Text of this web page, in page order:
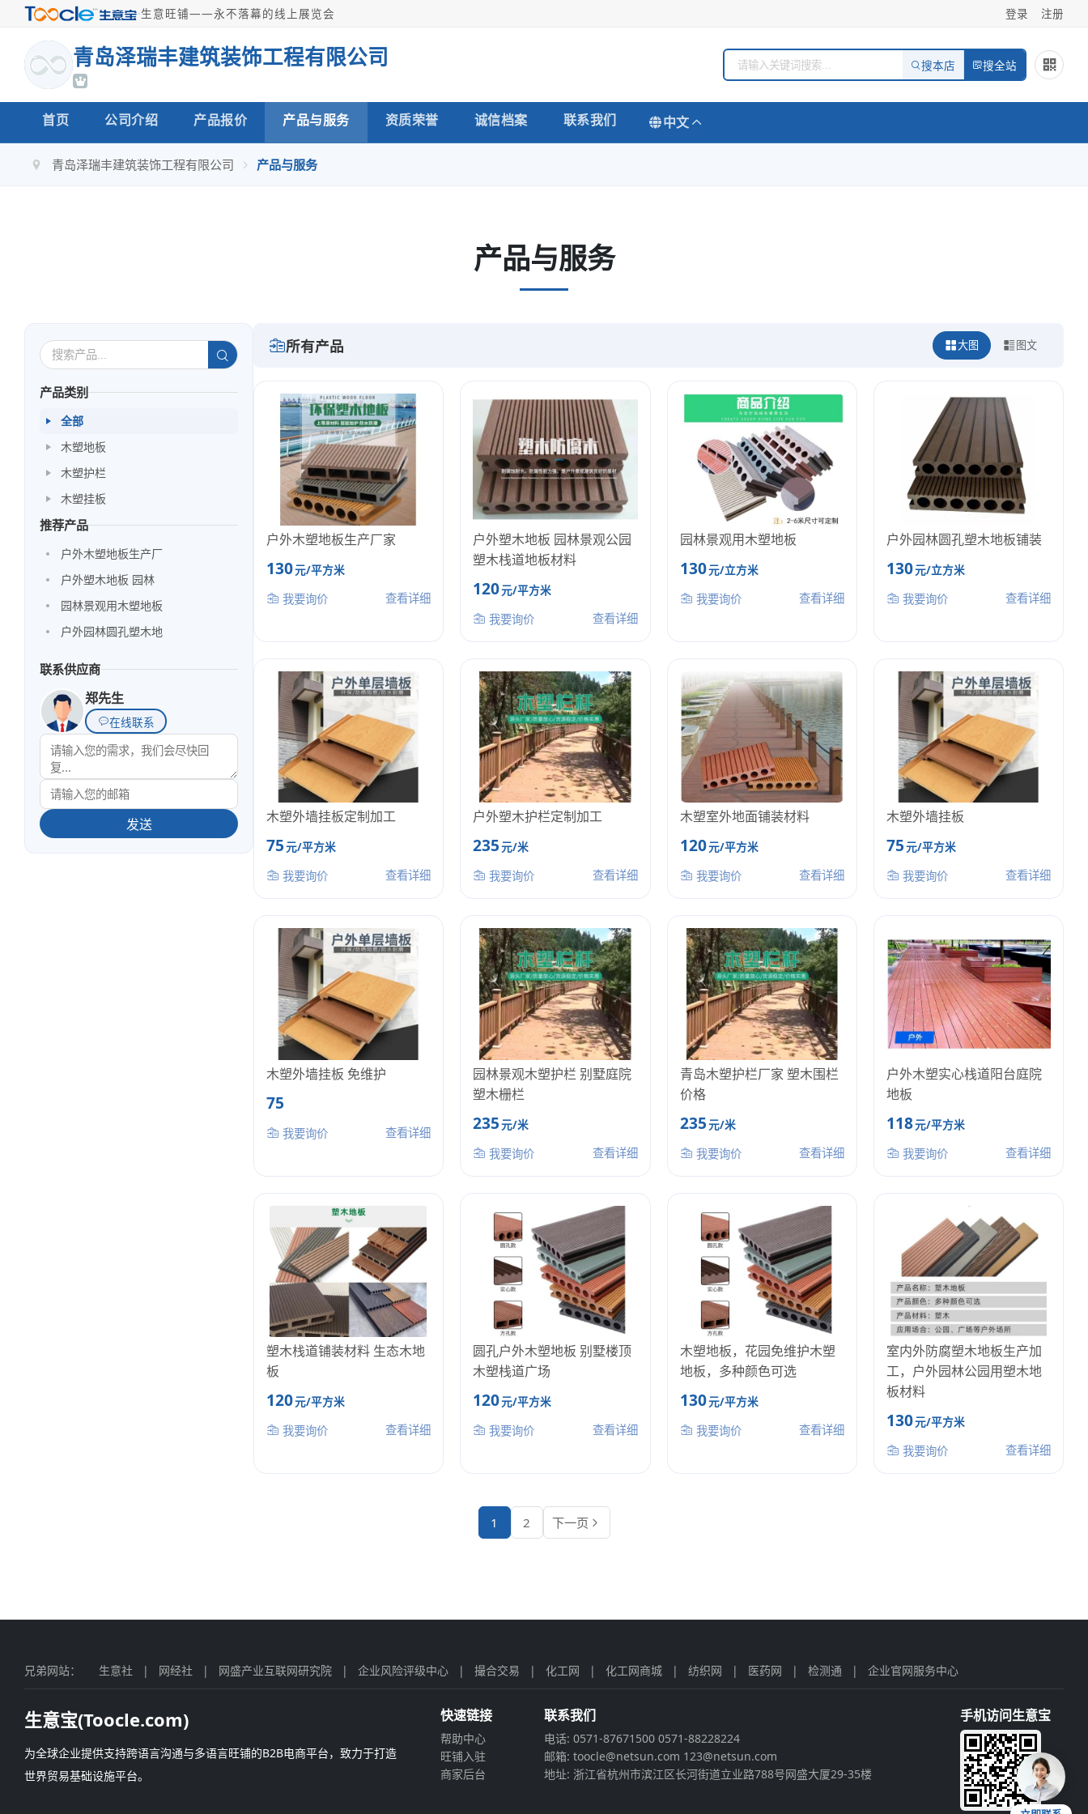
·生意旺铺——永不落幕的线上展览会 登录 注册
青岛泽瑞丰建筑装饰工程有限公司 搜本店 搜全站
首页 公司介绍 产品报价 产品与服务 资质荣誉 诚信档案 联系我们 中文
青岛泽瑞丰建筑装饰工程有限公司 产品与服务
产品与服务
产品类别
全部
木塑地板
木塑护栏
木塑挂板
推荐产品
户外木塑地板生产厂
户外塑木地板 园林
园林景观用木塑地板
户外园林圆孔塑木地
联系供应商
郑先生
在线联系
发送
所有产品 大图 图文
户外木塑地板生产厂家
130元/平方米
我要询价
查看详细
户外塑木地板 园林景观公园
塑木栈道地板材料
120元/平方米
我要询价
查看详细
园林景观用木塑地板
130元/立方米
我要询价
查看详细
户外园林圆孔塑木地板铺装
130元/立方米
我要询价
查看详细
木塑外墙挂板定制加工
75元/平方米
我要询价
查看详细
户外塑木护栏定制加工
235元/米
我要询价
查看详细
木塑室外地面铺装材料
120元/平方米
我要询价
查看详细
木塑外墙挂板
75元/平方米
我要询价
查看详细
木塑外墙挂板 免维护
75
我要询价 查看详细
园林景观木塑护栏 别墅庭院
塑木栅栏
235元/米
我要询价
查看详细
青岛木塑护栏厂家 塑木围栏
价格
235元/米
我要询价
查看详细
户外木塑实心栈道阳台庭院
地板
118元/平方米
我要询价
查看详细
塑木栈道铺装材料 生态木地
板
120元/平方米
我要询价
查看详细
圆孔户外木塑地板 别墅楼顶
木塑栈道广场
120元/平方米
我要询价
查看详细
木塑地板，花园免维护木塑
地板，多种颜色可选
130元/平方米
我要询价
查看详细
室内外防腐塑木地板生产加
工，户外园林公园用塑木地
板材料
130元/平方米
我要询价
查看详细
1 2 下一页
兄弟网站： 生意社 | 网经社 | 网盛产业互联网研究院 | 企业风险评级中心 | 撮合交易 | 化工网 | 化工网商城 | 纺织网 | 医药网 | 检测通 | 企业官网服务中心
生意宝(Toocle.com)
为全球企业提供支持跨语言沟通与多语言旺铺的B2B电商平台，致力于打造
世界贸易基础设施平台。
快速链接
帮助中心
旺铺入驻
商家后台
联系我们
电话: 0571-87671500 0571-88228224
邮箱: toocle@netsun.com 123@netsun.com
地址: 浙江省杭州市滨江区长河街道立业路788号网盛大厦29-35楼
手机访问生意宝